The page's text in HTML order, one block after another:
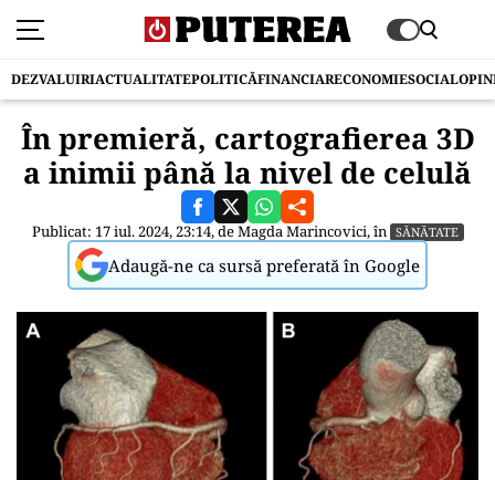
DEZVALUIRIACTUALITATEPOLITICĂFINANCIARECONOMIESOCIAL
În premieră, cartografierea 3D
a inimii până la nivel de celulă
Publicat: 17 iul. 2024, 23:14, deMagda Marincovici, în SĂNĂTATE
Adaugă-ne ca sursă preferată în Google